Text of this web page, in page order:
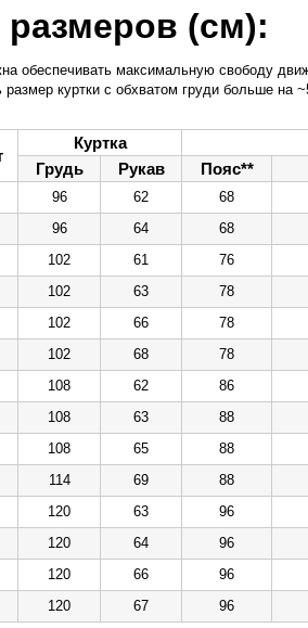
размеров (см):
обеспечивать максимальную свободу
куртки с обхватом груди больше на
Куртка
Грудь
Рукав Пояс**
96 62
68
96 64
68
102 61
76
102 63
78
102 66
78
102 68
78
108 62
86
108 63
88
108 65
88
114 69
88
120 63
96
120 64
96
120 66
96
120 67 96